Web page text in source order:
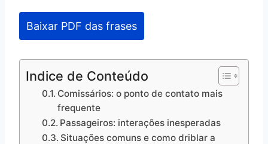
Baixar PDF das frases
Indice de Conteúdo
Comissários: o ponto de contato mais
frequente
Passageiros: interações inesperadas
Situações comuns e como driblar a